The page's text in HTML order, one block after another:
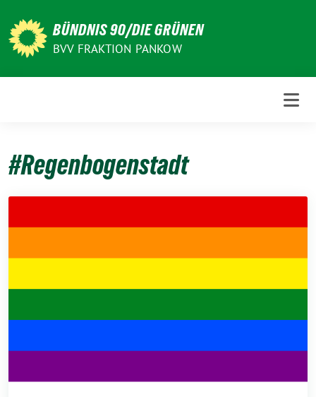
zum
Inhalt
BÜNDNIS 90/DIE GRÜNEN
BVV FRAKTION PANKOW
#Regenbogenstadt